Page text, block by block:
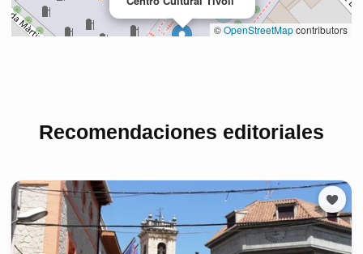
Recomendaciones editoriales